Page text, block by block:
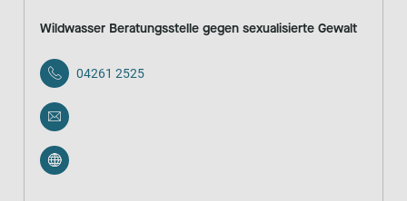
Wildwasser Beratungsstelle gegen sexualisierte Gewalt
04261 2525